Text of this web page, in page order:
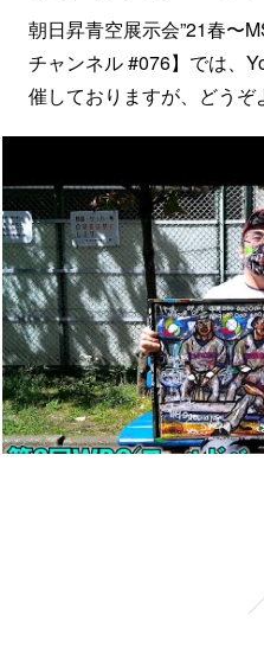
朝日昇青空展示会”21春〜
チャンネル #076​】では、
催しておりますが、どう